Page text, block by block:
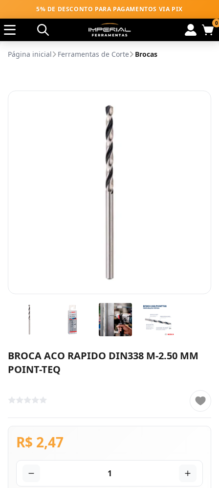
5% DE DESCONTO PARA PAGAMENTOS VIA PIX
0
Página inicial Ferramentas de Corte Brocas
BROCA ACO RAPIDO DIN338 M-2.50 MM
POINT-TEQ
R$ 2,47
1